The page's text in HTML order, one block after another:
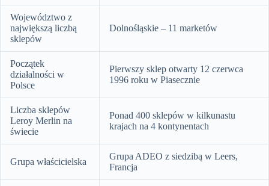
Województwo z
największą liczbą
sklepów
Dolnośląskie – 11 marketów
Początek
działalności w
Polsce
Pierwszy sklep otwarty 12 czerwca
1996 roku w Piasecznie
Liczba sklepów
Leroy Merlin na
świecie
Ponad 400 sklepów w kilkunastu
krajach na 4 kontynentach
Grupa właścicielska
Grupa ADEO z siedzibą w Leers,
Francja